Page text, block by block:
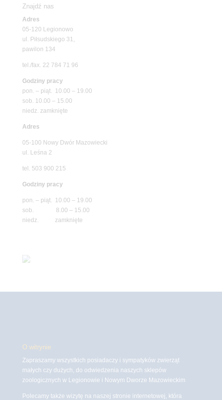
Znajdź nas
Adres
05-120 Legionowo
ul. Piłsudskiego 31,
pawilon 134
tel./fax. 22 784 71 96
Godziny pracy
pon. – piąt. 10.00 – 19.00
sob. 10.00 – 15.00
niedz. zamknięte
Adres
05-100 Nowy Dwór Mazowiecki
ul. Leśna 2
tel. 503 900 215
Godziny pracy
pon. – piąt. 10.00 – 19.00
sob. 8.00 – 15.00
niedz. zamknięte
O witrynie
Zapraszamy wszystkich posiadaczy i sympatyków zwierząt
małych czy dużych, do odwiedzenia naszych sklepów
zoologicznych w Legionowie i Nowym Dworze Mazowieckim
Polecamy także wizytę na naszej stronie internetowej, która